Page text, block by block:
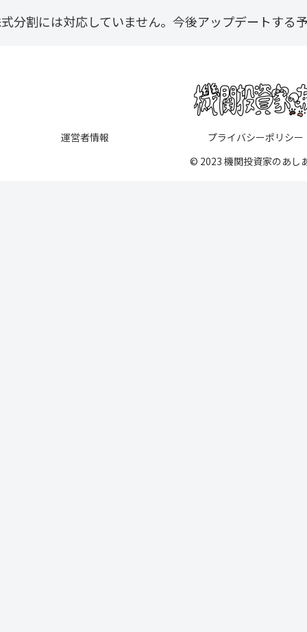
分割には対応していません。今後アップデートする
運営者情報
プライバシーポリシー
© 2023 機関投資家のあし